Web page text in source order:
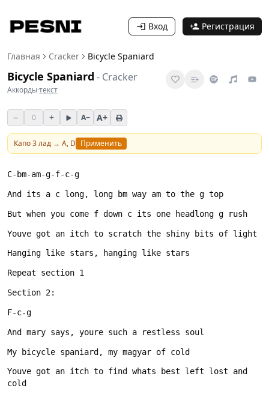
Вход Регистрация
Главная Cracker Bicycle Spaniard
Bicycle Spaniard - Cracker
Аккорды·текст
− 0 + A− A+
Капо3лад → A, D Применить
Youve got an itch to find whats best left lost and